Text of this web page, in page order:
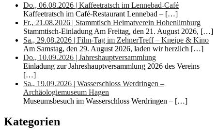
Widgetbereich
Do., 06.08.2026 | Kaffeetratsch im Lennebad-Café
Kaffeetratsch im Café-Restaurant Lennebad – […]
Fr., 21.08.2026 | Stammtisch Heimatverein Hohenlimburg
Stammtisch-Einladung Am Freitag, den 21. August 2026, […]
Sa., 29.08.2026 | Film-Tag im ZehnerTreff – Kneipe & Kino
Am Samstag, den 29. August 2026, laden wir herzlich […]
Do., 10.09.2026 | Jahreshauptversammlung
Einladung zur Jahreshauptversammlung 2026 des Vereins
[…]
Sa., 19.09.2026 | Wasserschloss Werdringen –
Archäologiemuseum Hagen
Museumsbesuch im Wasserschloss Werdringen – […]
Kategorien